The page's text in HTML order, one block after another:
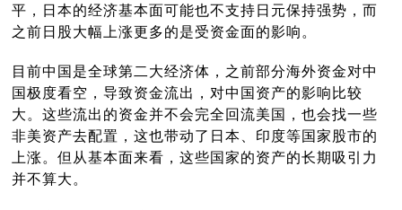
平，日本的经济基本面可能也不支持日元保持强势，而
之前日股大幅上涨更多的是受资金面的影响。
目前中国是全球第二大经济体，之前部分海外资金对中
国极度看空，导致资金流出，对中国资产的影响比较
大。这些流出的资金并不会完全回流美国，也会找一些
非美资产去配置，这也带动了日本、印度等国家股市的
上涨。但从基本面来看，这些国家的资产的长期吸引力
并不算大。